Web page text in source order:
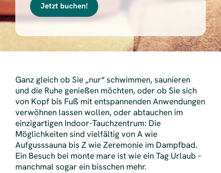
Jetzt buchen!
Ganz gleich ob Sie „nur“schwimmen,saunieren
und die Ruhe genießen möchten, oder ob Sie sich
von Kopf bis Fuß mitentspannenden Anwendungen
verwöhnen lassen wollen, oderabtauchen im
einzigartigen Indoor-Tauchzentrum: Die
Möglichkeiten sind vielfältig von A wie
Aufgusssauna bis Z wie Zeremonie im Dampfbad.
Ein Besuch bei monte mare ist wie ein Tag Urlaub –
manchmal sogar ein bisschen mehr.